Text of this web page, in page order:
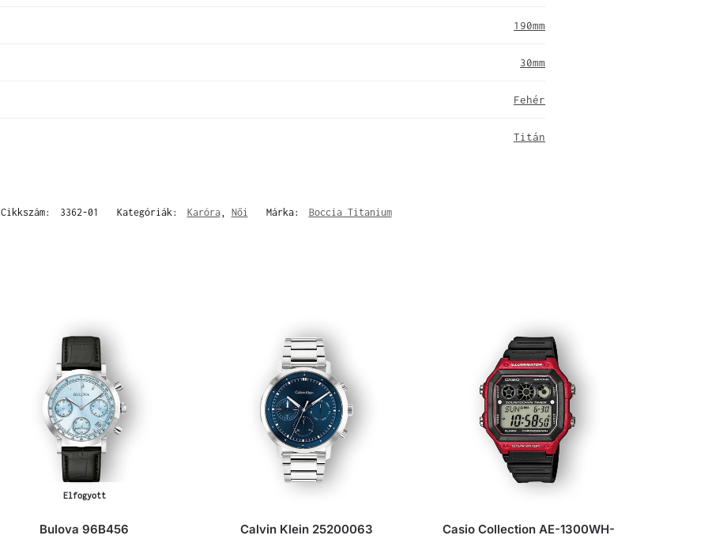
190mm
30mm
Fehér
Titán
Cikkszám: 3362-01 Kategóriák: Karóra, Női Márka: Boccia Titanium
Elfogyott
Bulova 96B456 Calvin Klein 25200063
Casio Collection AE-1300WH-